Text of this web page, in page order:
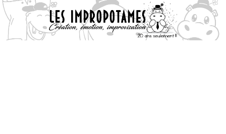
Aller
au
contenu